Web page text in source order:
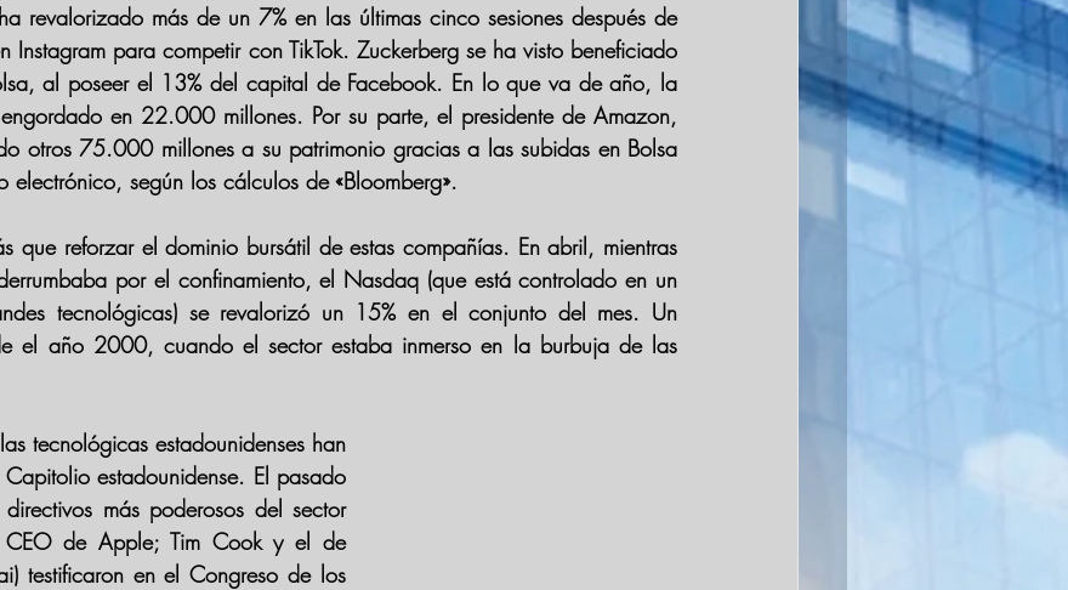
revalorizado más de un 7% en las últimas cinco sesiones después de
Instagram para competir con TikTok. Zuckerberg se ha visto beneficiado
al poseer el 13% del capital de Facebook. En lo que va de año, la
en 22.000 millones. Por su parte, el presidente de Amazon,
otros 75.000 millones a su patrimonio gracias a las subidas en Bolsa
según los cálculos de «Bloomberg».
que reforzar el dominio bursátil de estas compañías. En abril, mientras
por el confinamiento, el Nasdaq (que está controlado en un
tecnológicas) se revalorizó un 15% en el conjunto del mes. Un
el año 2000, cuando el sector estaba inmerso en la burbuja de las
tecnológicas estadounidenses han
estadounidense. El pasado
cuatro directivos más poderosos del sector
CEO de Apple; Tim Cook y el de
testificaron en el Congreso de los